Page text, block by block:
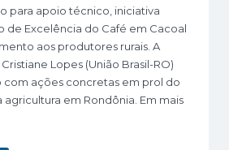
para apoio técnico, iniciativa
de Excelência do Café em Cacoal
aos produtores rurais. A
Lopes (União Brasil-RO)
com ações concretas em prol do
em Rondônia. Em mais